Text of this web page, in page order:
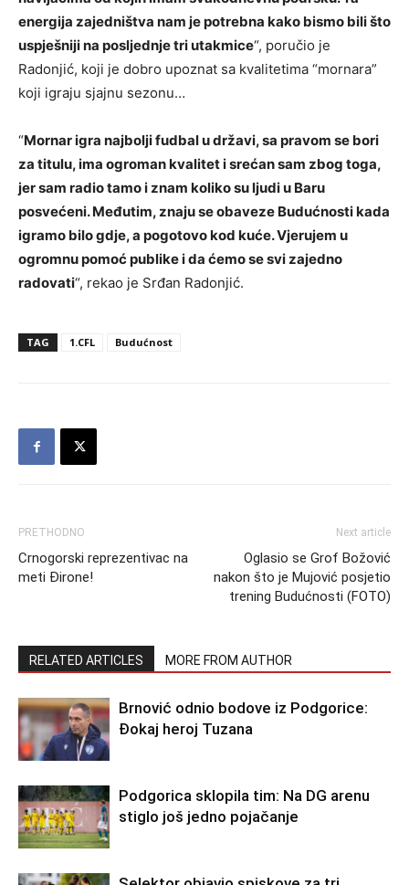
energija zajedništva nam je potrebna kako bismo bili što
uspješniji na posljednje tri utakmice“, poručio je
Radonjić, koji je dobro upoznat sa kvalitetima “mornara”
koji igraju sjajnu sezonu…
“Mornar igra najbolji fudbal u državi, sa pravom se bori
za titulu, ima ogroman kvalitet i srećan sam zbog toga,
jer sam radio tamo i znam koliko su ljudi u Baru
posvećeni. Međutim, znaju se obaveze Budućnosti kada
igramo bilo gdje, a pogotovo kod kuće. Vjerujem u
ogromnu pomoć publike i da ćemo se svi zajedno
radovati“, rekao je Srđan Radonjić.
TAG 1.CFL Budućnost
PRETHODNO
Crnogorski reprezentivac na
meti Đirone!
Next article
Oglasio se Grof Božović
nakon što je Mujović posjetio
trening Budućnosti (FOTO)
RELATED ARTICLES MORE FROM AUTHOR
Brnović odnio bodove iz Podgorice:
Đokaj heroj Tuzana
Podgorica sklopila tim: Na DG arenu
stiglo još jedno pojačanje